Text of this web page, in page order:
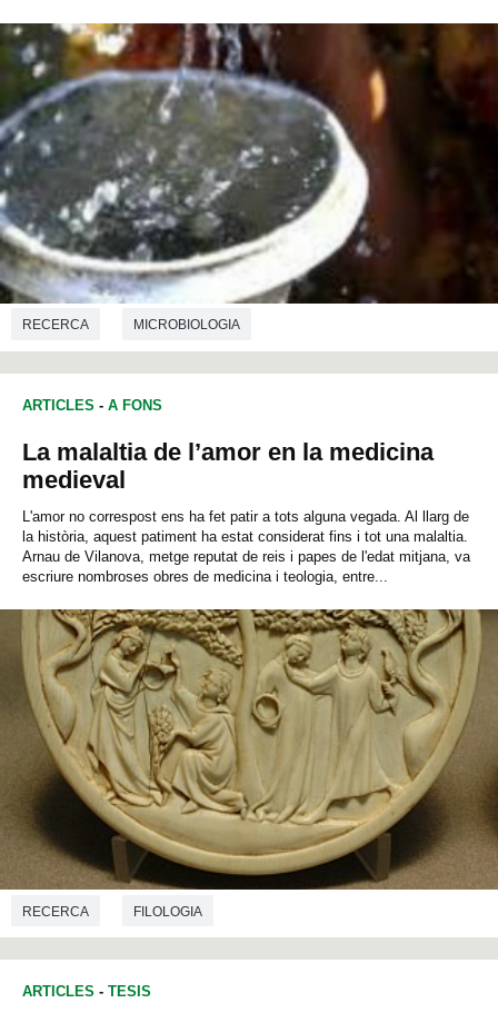
RECERCA MICROBIOLOGIA
ARTICLES - A FONS
La malaltia de l’amor en la medicina
medieval
L'amor no correspost ens ha fet patir a tots alguna vegada. Al llarg de
la història, aquest patiment ha estat considerat fins i tot una malaltia.
Arnau de Vilanova, metge reputat de reis i papes de l'edat mitjana, va
escriure nombroses obres de medicina i teologia, entre...
RECERCA FILOLOGIA
ARTICLES - TESIS